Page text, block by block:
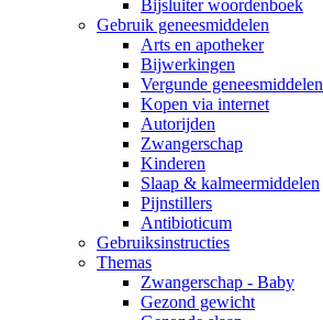
Bijsluiter woordenboek
Gebruik geneesmiddelen
Arts en apotheker
Bijwerkingen
Vergunde geneesmiddelen
Kopen via internet
Autorijden
Zwangerschap
Kinderen
Slaap & kalmeermiddelen
Pijnstillers
Antibioticum
Gebruiksinstructies
Themas
Zwangerschap - Baby
Gezond gewicht